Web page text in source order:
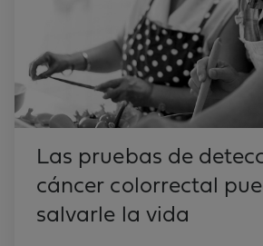
Las pruebas de
cáncer colorrectal
salvarle la vida